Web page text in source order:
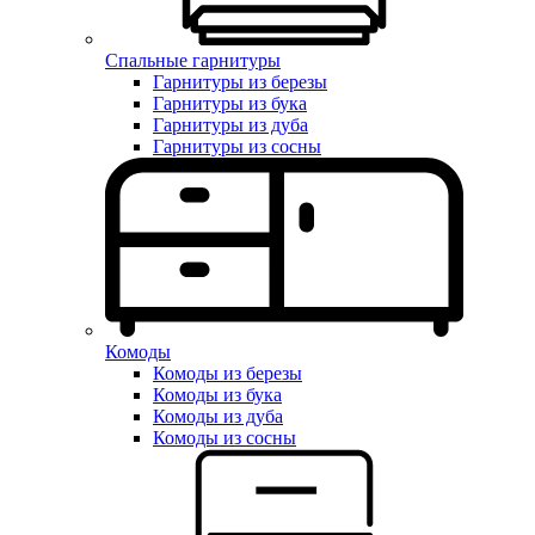
Спальные гарнитуры
Гарнитуры из березы
Гарнитуры из бука
Гарнитуры из дуба
Гарнитуры из сосны
Комоды
Комоды из березы
Комоды из бука
Комоды из дуба
Комоды из сосны